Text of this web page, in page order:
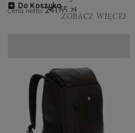
Cena netto:241,65 zł
Do Koszyka
ZOBACZ WIĘCEJ